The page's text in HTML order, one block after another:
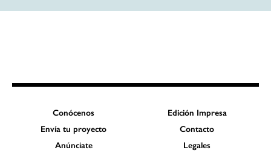
Conócenos
Edición Impresa
Envía tu proyecto
Contacto
Anúnciate
Legales